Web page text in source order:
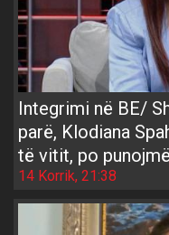
Integrimi në BE/
parë, Klodiana
të vitit, po
14 Korrik, 21:38